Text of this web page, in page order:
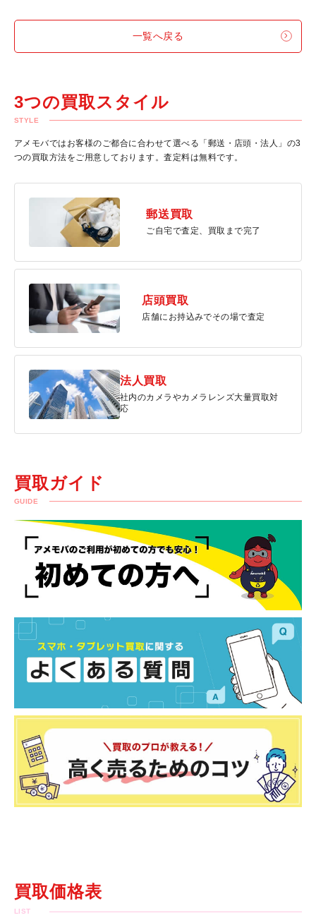
一覧へ戻る
3つの買取スタイル
STYLE
アメモバではお客様のご都合に合わせて選べる「郵送・店頭・法人」の3
つの買取方法をご用意しております。査定料は無料です。
郵送買取
ご自宅で査定、買取まで完了
店頭買取
店舗にお持込みでその場で査定
法人買取
社内のカメラやカメラレンズ大量買取対
応
買取ガイド
GUIDE
買取価格表